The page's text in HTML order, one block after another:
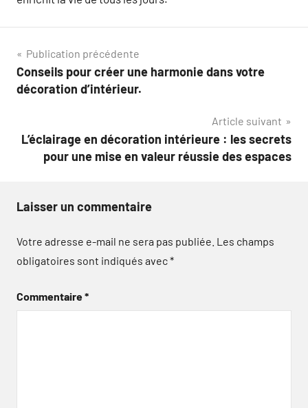
Navigation
de
Publication précédente
Conseils pour créer une harmonie dans votre
décoration d’intérieur.
Article suivant
L’éclairage en décoration intérieure : les secrets
pour une mise en valeur réussie des espaces
Laisser un commentaire
Votre adresse e-mail ne sera pas publiée. Les champs
obligatoires sont indiqués avec*
Commentaire*